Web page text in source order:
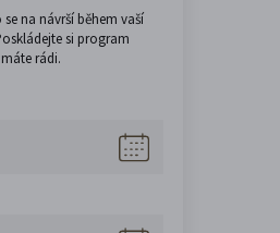
na návrší během vaší
si program
rádi.